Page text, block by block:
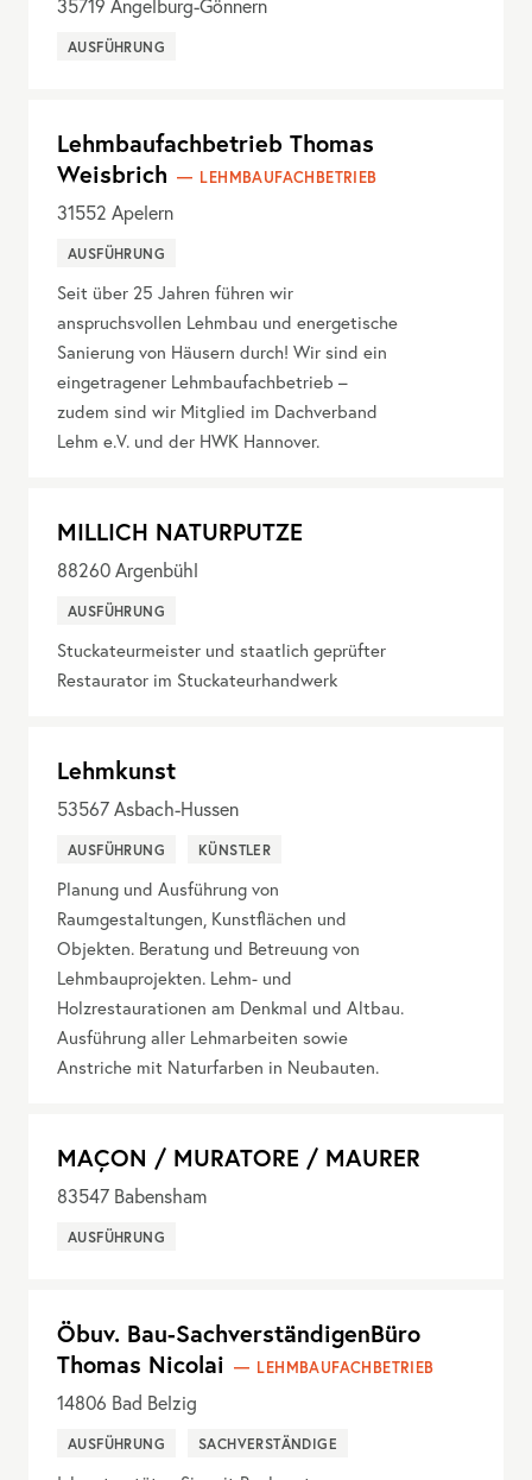
35719 Angelburg-Gönnern
AUSFÜHRUNG
Lehmbaufachbetrieb Thomas
Weisbrich
LEHMBAUFACHBETRIEB
31552 Apelern
AUSFÜHRUNG
Seit über 25 Jahren führen wir
anspruchsvollen Lehmbau und energetische
Sanierung von Häusern durch! Wir sind ein
eingetragener Lehmbaufachbetrieb –
zudem sind wir Mitglied im Dachverband
Lehm e.V. und der HWK Hannover.
MILLICH NATURPUTZE
88260Argenbühl
AUSFÜHRUNG
Stuckateurmeister und staatlich geprüfter
Restaurator im Stuckateurhandwerk
Lehmkunst
53567Asbach-Hussen
AUSFÜHRUNG KÜNSTLER
Planung und Ausführung von
Raumgestaltungen, Kunstflächen und
Objekten. Beratung und Betreuung von
Lehmbauprojekten. Lehm- und
Holzrestaurationen am Denkmal und Altbau.
Ausführung aller Lehmarbeiten sowie
Anstriche mit Naturfarben in Neubauten.
MAÇON / MURATORE / MAURER
83547 Babensham
AUSFÜHRUNG
Öbuv. Bau-SachverständigenBüro
Thomas Nicolai
LEHMBAUFACHBETRIEB
14806 Bad Belzig
AUSFÜHRUNG SACHVERSTÄNDIGE